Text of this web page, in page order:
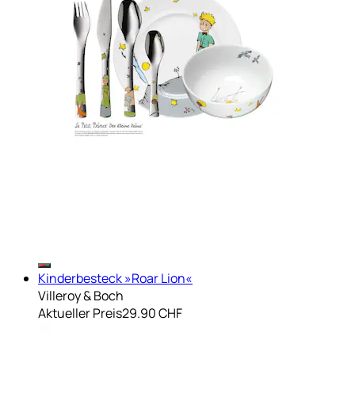
Kinderbesteck »Roar Lion«
Villeroy & Boch
Aktueller Preis29.90 CHF